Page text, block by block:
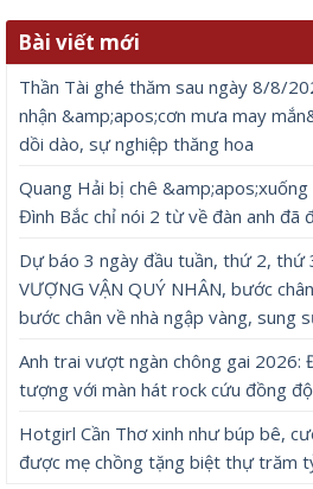
Bài viết mới
Thần Tài ghé thăm sau ngày 8/8/
nhận &amp;apos;cơn mưa may
dồi dào, sự nghiệp thăng hoa
Quang Hải bị chê
Đình Bắc chỉ nói 2 từ về đàn anh đã
Dự báo 3 ngày đầu tuần, thứ 2, thứ
VƯỢNG VẬN QUÝ NHÂN, bước
bước chân về nhà ngập vàng, sung
Anh trai vượt ngàn chông gai 2026:
tượng với màn hát rock cứu đồng
Hotgirl Cần Thơ xinh như búp bê,
được mẹ chồng tặng biệt thự trăm